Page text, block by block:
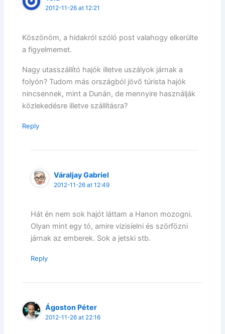
2012-11-26 at 12:21
Köszönöm, a hidakról szóló post valahogy elkerülte
a figyelmemet.
Nagy utasszállító hajók illetve uszályok járnak a
folyón? Tudom más országból jövő túrista hajók
nincsennek, mint a Dunán, de mennyire használják
közlekedésre illetve szállításra?
Reply
Váraljay Gabriel
2012-11-26 at 12:49
Hát én nem sok hajót láttam a Hanon mozogni.
Olyan mint egy tó, amire vizisíelni és szörfözni
járnak az emberek. Sok a jetski stb.
Reply
Ágoston Péter
2012-11-26 at 22:16